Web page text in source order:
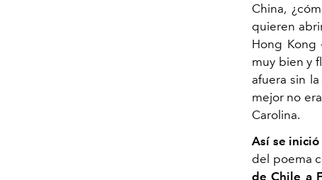
China,
quieren
Hong Kong
muy bien y
afuera sin
mejor no
Carolina.
Así se inició
del poema
de Chile a